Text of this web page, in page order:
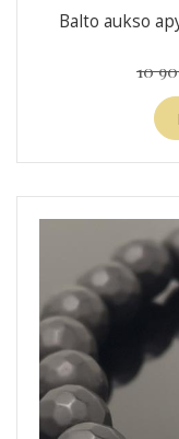
Balto aukso
10